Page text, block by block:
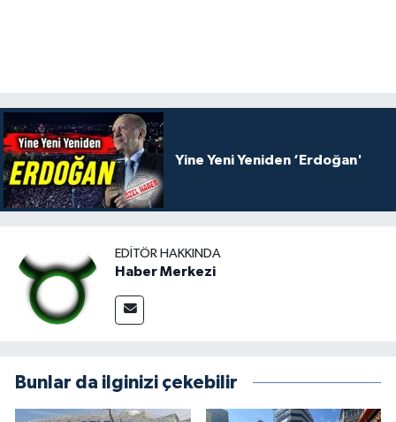
Yine Yeni Yeniden ‘Erdoğan'
EDITÖR HAKKINDA
Haber Merkezi
Bunlar da ilginizi çekebilir